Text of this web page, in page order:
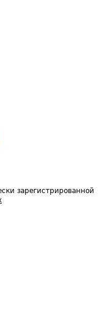
зарегистрированной